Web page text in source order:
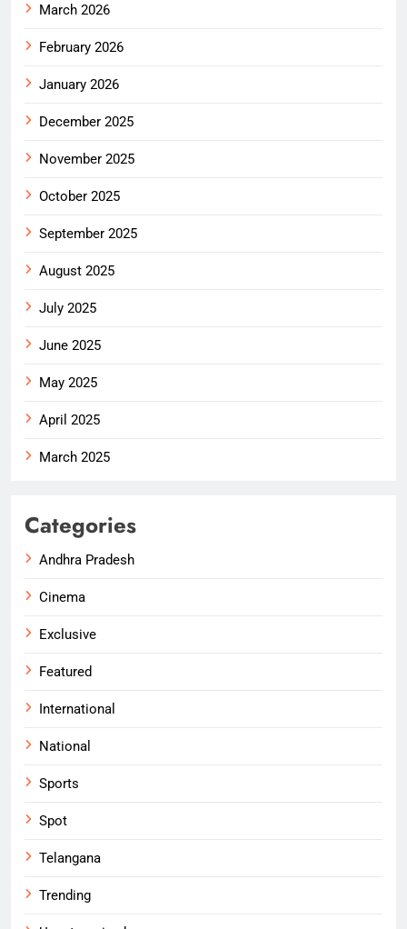
March 2026
February 2026
January 2026
December 2025
November 2025
October 2025
September 2025
August 2025
July 2025
June 2025
May 2025
April 2025
March 2025
Categories
Andhra Pradesh
Cinema
Exclusive
Featured
International
National
Sports
Spot
Telangana
Trending